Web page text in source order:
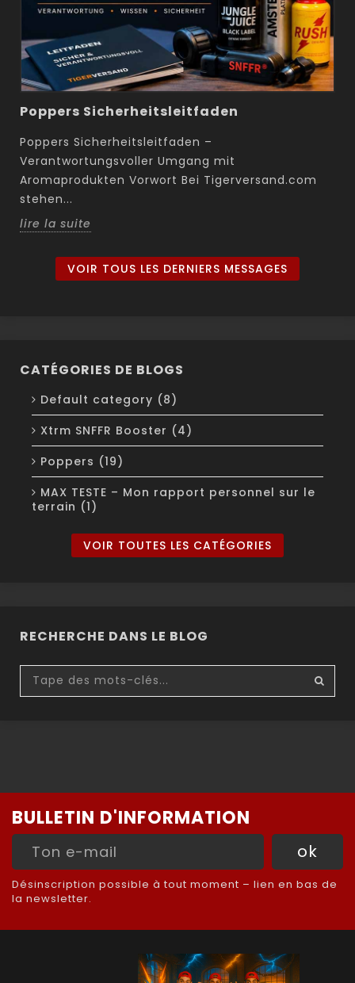
Poppers Sicherheitsleitfaden
Poppers Sicherheitsleitfaden –
Verantwortungsvoller Umgang mit
Aromaprodukten Vorwort Bei Tigerversand.com
stehen...
lire la suite
VOIR TOUS LES DERNIERS MESSAGES
CATÉGORIES DE BLOGS
Default category (8)
Xtrm SNFFR Booster (4)
Poppers (19)
MAX TESTE – Mon rapport personnel sur le
terrain (1)
VOIR TOUTES LES CATÉGORIES
RECHERCHE DANS LE BLOG
BULLETIN D'INFORMATION
Désinscription possible à tout moment – lien en bas de
la newsletter.